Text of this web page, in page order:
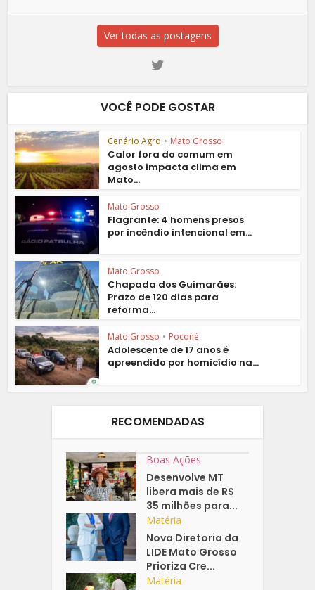
Ver todas as postagens
VOCÊ PODE GOSTAR
Cenário Agro • Mato Grosso
Calor fora do comum em
agosto impacta clima em
Mato...
Mato Grosso
Flagrante: 4 homens presos
por incêndio intencional em...
Mato Grosso
Chapada dos Guimarães:
Prazo de 120 dias para
reforma...
Mato Grosso • Poconé
Adolescente de 17 anos é
apreendido por homicídio na...
RECOMENDADAS
Boas Ações
Desenvolve MT
libera mais de R$
35 milhões para...
Matéria
Nova Diretoria da
LIDE Mato Grosso
Prioriza Cre...
Matéria